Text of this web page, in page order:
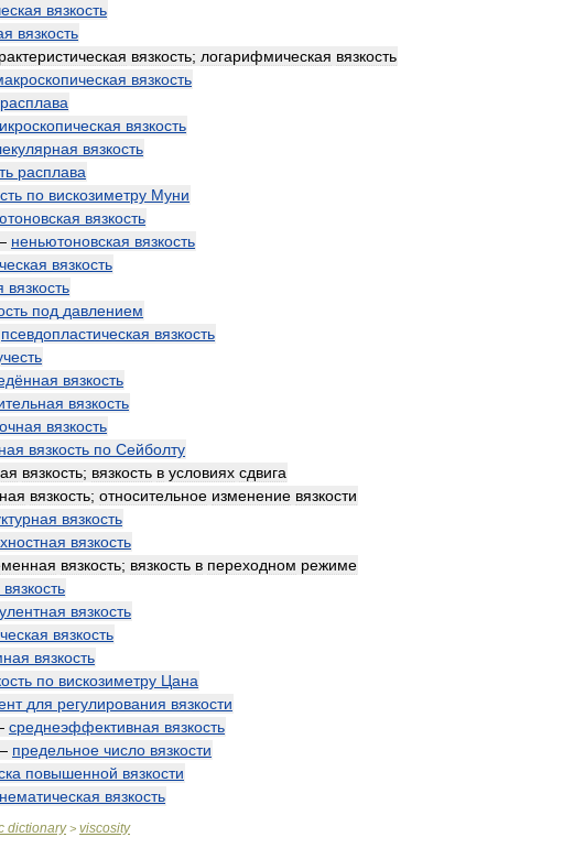
вязкость
вязкость
вязкость; логарифмическая вязкость
вязкость
расплава
вязкость
вязкость
расплава
по вискозиметру Муни
вязкость
неньютоновская вязкость
вязкость
вязкость
под давлением
псевдопластическая вязкость
вязкость
вязкость
вязкость
вязкость по Сейболту
вязкость; вязкость в условиях сдвига
вязкость; относительное изменение вязкости
вязкость
вязкость
вязкость; вязкость в переходном режиме
вязкость
вязкость
вязкость
вязкость
по вискозиметру Цана
для регулирования вязкости
среднеэффективная вязкость
предельное число вязкости
повышенной вязкости
вязкость
dictionary> viscosity